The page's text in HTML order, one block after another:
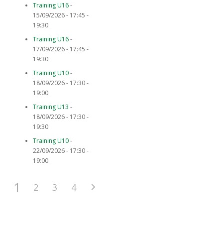
Training U16-
15/09/2026 - 17:45 -
19:30
Training U16-
17/09/2026 - 17:45 -
19:30
Training U10-
18/09/2026 - 17:30 -
19:00
Training U13 -
18/09/2026 - 17:30 -
19:30
Training U10-
22/09/2026 - 17:30 -
19:00
1 2 3 4